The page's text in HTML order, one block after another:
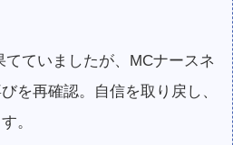
ていましたが、MCナースネ
を再確認。自信を取り戻し、
。